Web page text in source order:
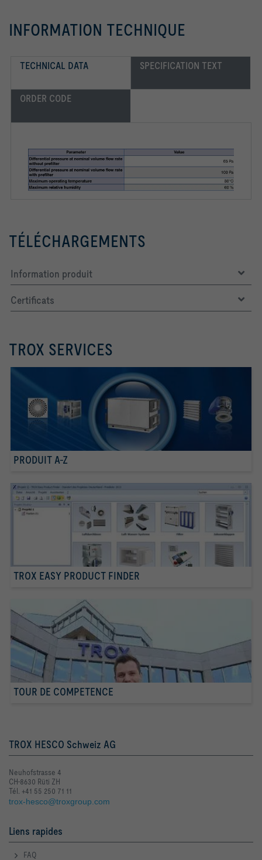
INFORMATION TECHNIQUE
TECHNICAL DATA SPECIFICATION TEXT
ORDER CODE
TÉLÉCHARGEMENTS
Information produit
Certificats
TROX SERVICES
PRODUIT A-Z
TROX EASY PRODUCT FINDER
TOUR DE COMPETENCE
TROX HESCO Schweiz AG
Neuhofstrasse 4
CH-8630 Rüti ZH
Tél. +41 55 250 71 11
trox-hesco@troxgroup.com
Liens rapides
FAQ